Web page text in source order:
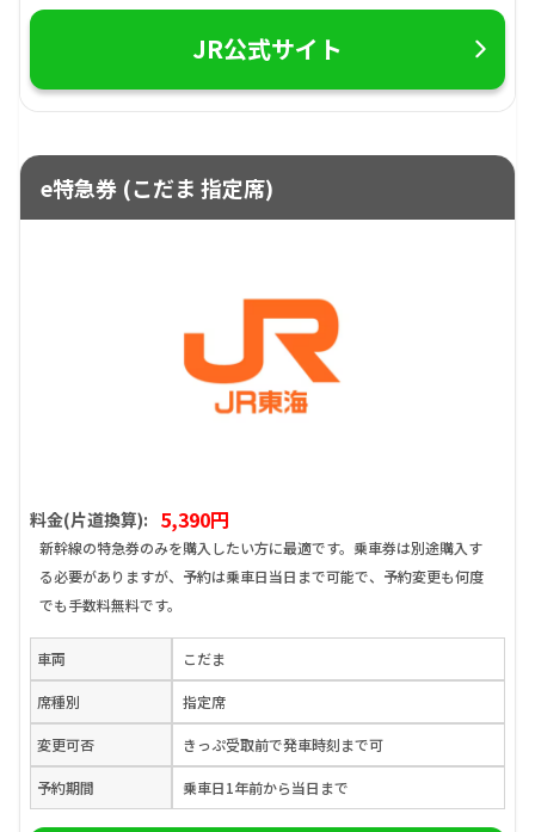
JR公式サイト
e特急券 (こだま 指定席)
料金(片道換算): 5,390円
新幹線の特急券のみを購入したい方に最適です。乗車券は別途購入す
る必要がありますが、予約は乗車日当日まで可能で、予約変更も何度
でも手数料無料です。
車両 こだま
席種別 指定席
変更可否 きっぷ受取前で発車時刻まで可
予約期間 乗車日1年前から当日まで